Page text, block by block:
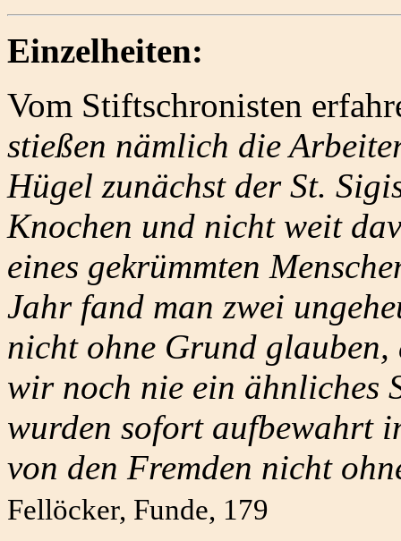
Einzelheiten:
Vom Stiftschronisten
stießen nämlich die
Hügel zunächst der St.
Knochen und nicht weit
eines gekrümmten
Jahr fand man zwei
nicht ohne Grund glauben,
wir noch nie ein ähnliches
wurden sofort aufbewahrt
von den Fremden nicht
Fellöcker, Funde, 179